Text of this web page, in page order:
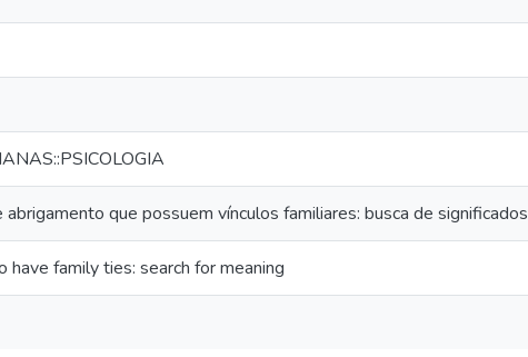
abrigamento que possuem vínculos familiares: busca de significados
have family ties: search for meaning